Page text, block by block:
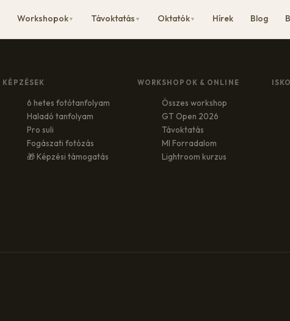
Workshopok▼ Távoktatás ▼ Oktatók▼ Hírek Blog
KÉPZÉSEK
6 hetes fotótanfolyam
Haladó tanfolyam
Pro suli
Fogászati fotózás
🎁 Képzési támogatás
WORKSHOPOK & ONLINE
Összes workshop
GT Open 2026
Távoktatás
MI Forradalom
Lightroom kurzus